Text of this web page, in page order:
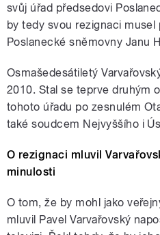
pause
svůj úřad předsedovi
by tedy svou rezignaci musel
Poslanecké sněmovny Janu
Osmašedesátiletý
2010. Stal se teprve druhým
tohoto úřadu po zesnulém
také soudcem Nejvyššího i
O rezignaci mluvil
minulosti
O tom, že by mohl jako
mluvil Pavel Varvařovský